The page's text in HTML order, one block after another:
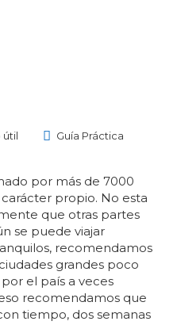
útil
Guía Práctica
por más de 7000
propio. No esta
que otras partes
se puede viajar
recomendamos
grandes poco
el país a veces
recomendamos que
tiempo, dos semanas